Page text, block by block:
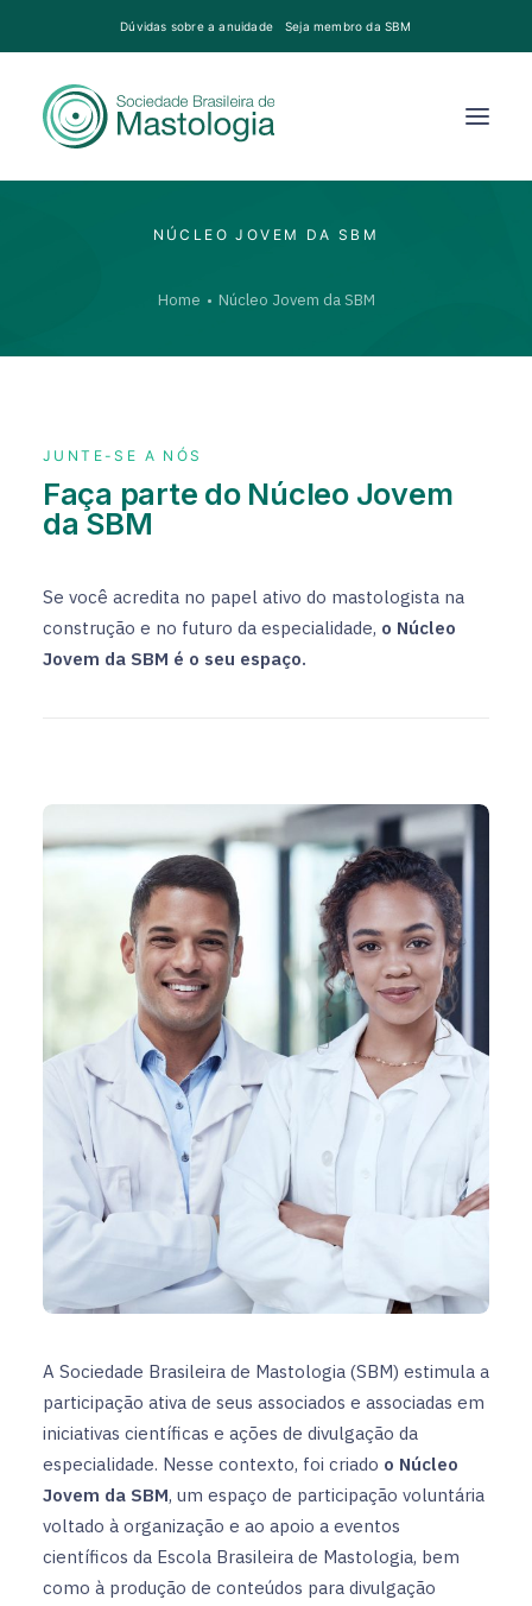
Dúvidas sobre a anuidade Seja membro da SBM
NÚCLEO JOVEM DA SBM
Home Núcleo Jovem da SBM
JUNTE-SE A NÓS
Faça parte do Núcleo Jovem
da SBM
Se você acredita no papel ativo do mastologista na
construção e no futuro da especialidade, o Núcleo
Jovem da SBM é o seu espaço.
A Sociedade Brasileira de Mastologia (SBM) estimula a
participação ativa de seus associados e associadas em
iniciativas científicas e ações de divulgação da
especialidade. Nesse contexto, foi criado o Núcleo
Jovem da SBM, um espaço de participação voluntária
voltado à organização e ao apoio a eventos
científicos da Escola Brasileira de Mastologia, bem
como à produção de conteúdos para divulgação